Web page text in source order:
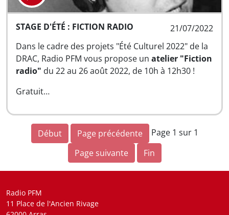
21/07/2022
STAGE D'ÉTÉ : FICTION RADIO
Dans le cadre des projets "Été Culturel 2022" de la
DRAC, Radio PFM vous propose un atelier "Fiction
radio" du 22 au 26 août 2022, de 10h à 12h30 !
Gratuit…
Début Page précédente
Page 1 sur 1
Page suivante
Fin
Radio PFM
11 Place de l'Ancien Rivage